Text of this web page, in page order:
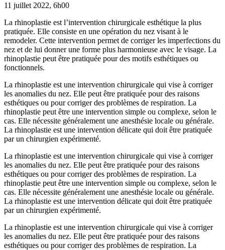
11 juillet 2022, 6h00
La rhinoplastie est l’intervention chirurgicale esthétique la plus
pratiquée. Elle consiste en une opération du nez visant à le
remodeler. Cette intervention permet de corriger les imperfections du
nez et de lui donner une forme plus harmonieuse avec le visage. La
rhinoplastie peut être pratiquée pour des motifs esthétiques ou
fonctionnels.
La rhinoplastie est une intervention chirurgicale qui vise à corriger
les anomalies du nez. Elle peut être pratiquée pour des raisons
esthétiques ou pour corriger des problèmes de respiration. La
rhinoplastie peut être une intervention simple ou complexe, selon le
cas. Elle nécessite généralement une anesthésie locale ou générale.
La rhinoplastie est une intervention délicate qui doit être pratiquée
par un chirurgien expérimenté.
La rhinoplastie est une intervention chirurgicale qui vise à corriger
les anomalies du nez. Elle peut être pratiquée pour des raisons
esthétiques ou pour corriger des problèmes de respiration. La
rhinoplastie peut être une intervention simple ou complexe, selon le
cas. Elle nécessite généralement une anesthésie locale ou générale.
La rhinoplastie est une intervention délicate qui doit être pratiquée
par un chirurgien expérimenté.
La rhinoplastie est une intervention chirurgicale qui vise à corriger
les anomalies du nez. Elle peut être pratiquée pour des raisons
esthétiques ou pour corriger des problèmes de respiration. La